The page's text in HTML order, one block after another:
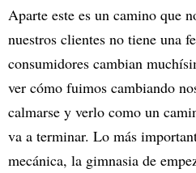
Aparte este es un camino que
nuestros clientes no tiene una
consumidores cambian
ver cómo fuimos cambiando
calmarse y verlo como un
va a terminar. Lo más
mecánica, la gimnasia de